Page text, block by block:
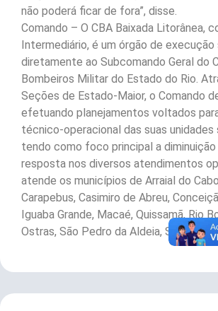
não poderá ficar de fora”, disse.
Comando – O CBA Baixada Litorânea,
Intermediário, é um órgão de execução
diretamente ao Subcomando Geral do
Bombeiros Militar do Estado do Rio.
Seções de Estado-Maior, o Comando
efetuando planejamentos voltados
técnico-operacional das suas unidades
tendo como foco principal a
resposta nos diversos atendimentos
atende os municípios de Arraial do
Carapebus, Casimiro de Abreu,
Iguaba Grande, Macaé, Quissamã, Rio
Ostras, São Pedro da Aldeia,